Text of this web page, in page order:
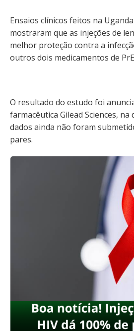
Ensaios clínicos feitos na
mostraram que as injeções de
melhor proteção contra a
outros dois medicamentos de
O resultado do estudo foi
farmacêutica Gilead Sciences,
dados ainda não foram
pares.